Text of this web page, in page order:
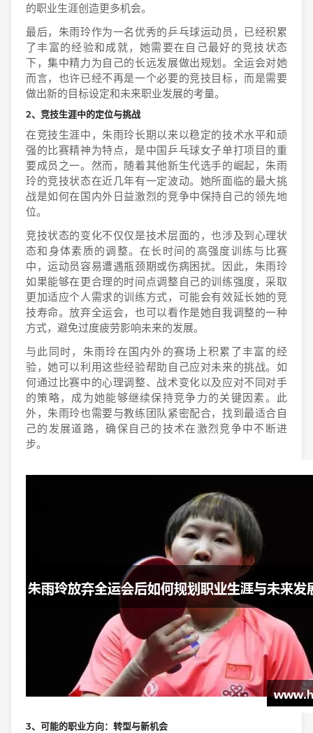
的职业生涯创造更多机会。
最后，朱雨玲作为一名优秀的乒乓球运动员，已经积累
了丰富的经验和成就，她需要在自己最好的竞技状态
下，集中精力为自己的长远发展做出规划。全运会对她
而言，也许已经不再是一个必要的竞技目标，而是需要
做出新的目标设定和未来职业发展的考量。
2、竞技生涯中的定位与挑战
在竞技生涯中，朱雨玲长期以来以稳定的技术水平和顽
强的比赛精神为特点，是中国乒乓球女子单打项目的重
要成员之一。然而，随着其他新生代选手的崛起，朱雨
玲的竞技状态在近几年有一定波动。她所面临的最大挑
战是如何在国内外日益激烈的竞争中保持自己的领先地
位。
竞技状态的变化不仅仅是技术层面的，也涉及到心理状
态和身体素质的调整。在长时间的高强度训练与比赛
中，运动员容易遭遇瓶颈期或伤病困扰。因此，朱雨玲
如果能够在更合理的时间点调整自己的训练强度，采取
更加适应个人需求的训练方式，可能会有效延长她的竞
技寿命。放弃全运会，也可以看作是她自我调整的一种
方式，避免过度疲劳影响未来的发展。
与此同时，朱雨玲在国内外的赛场上积累了丰富的经
验，她可以利用这些经验帮助自己应对未来的挑战。如
何通过比赛中的心理调整、战术变化以及应对不同对手
的策略，成为她能够继续保持竞争力的关键因素。此
外，朱雨玲也需要与教练团队紧密配合，找到最适合自
己的发展道路，确保自己的技术在激烈竞争中不断进
步。
3、可能的职业方向：转型与新机会